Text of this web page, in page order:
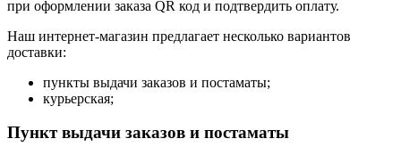
при оформлении заказа QR код и подтвердить оплату.
Наш интернет-магазин предлагает несколько вариантов
доставки:
пункты выдачи заказов и постаматы;
курьерская;
Пункт выдачи заказов и постаматы